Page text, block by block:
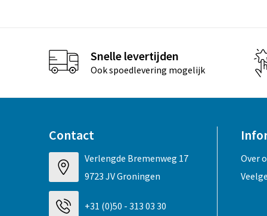
Snelle levertijden
Ook spoedlevering mogelijk
Contact
Verlengde Bremenweg 17
9723 JV Groningen
+31 (0)50 - 313 03 30
Over